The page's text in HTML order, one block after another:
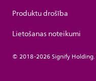
Produktu drošība
Lietošanas noteikumi
© 2018-2026 Signify